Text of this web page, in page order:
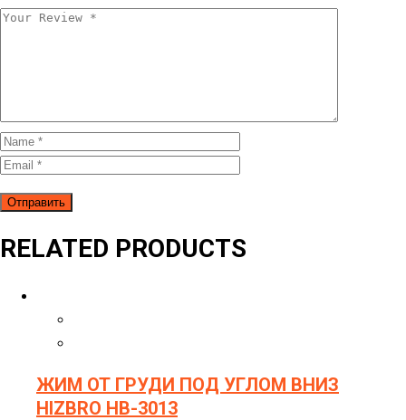
RELATED PRODUCTS
ЖИМ ОТ ГРУДИ ПОД УГЛОМ ВНИЗ
HIZBRO HB-3013